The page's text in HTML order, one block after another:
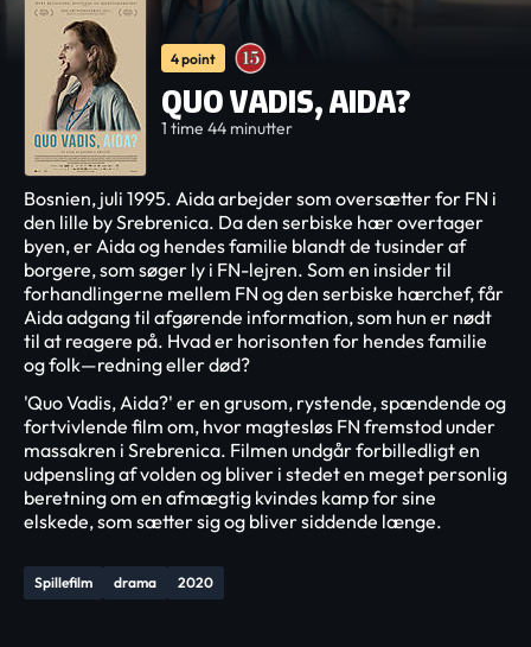
4 point
QUO VADIS, AIDA?
1 time 44 minutter
Spillefilm drama 2020
Bosnien, juli 1995. Aida arbejder som oversætter for FN i
den lille by Srebrenica. Da den serbiske hær overtager
byen, er Aida og hendes familie blandt de tusinder af
borgere, som søger ly i FN-lejren. Som en insider til
forhandlingerne mellem FN og den serbiske hærchef, får
Aida adgang til afgørende information, som hun er nødt
til at reagere på. Hvad er horisonten for hendes familie
og folk—redning eller død?
'Quo Vadis, Aida?' er en grusom, rystende, spændende og
fortvivlende film om, hvor magtesløs FN fremstod under
massakren i Srebrenica. Filmen undgår forbilledligt en
udpensling af volden og bliver i stedet en meget personlig
beretning om en afmægtig kvindes kamp for sine
elskede, som sætter sig og bliver siddende længe.